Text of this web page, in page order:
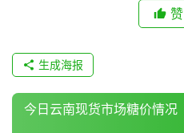
货
报
价
赞
生成海报
今日云南现货市场糖价情况